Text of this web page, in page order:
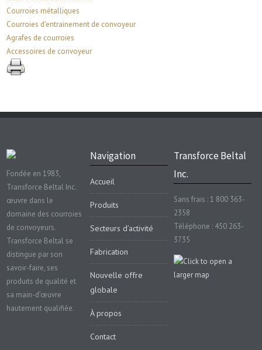
Courroies métalliques
Courroies d'entrainement de convoyeur
Agrafes de courroies
Accessoires de convoyeur
Fondée en 1983,
Transforce Beltal Inc.
œuvre dans le
domaine des courroies
de convoyeurs.
Transforce Beltal se
distingue par son
savoir-faire, ses
produits de qualité et
sa main-d’œuvre
hautement qualifiée.
Navigation
Accueil
Produits
Secteurs d’activité
Fabrication
Nouvelle offre
globale
À propos
Contact
Transforce Beltal
Inc.
Sans frais : 1 800 363-
2358
Téléphone : 450 263-
3735